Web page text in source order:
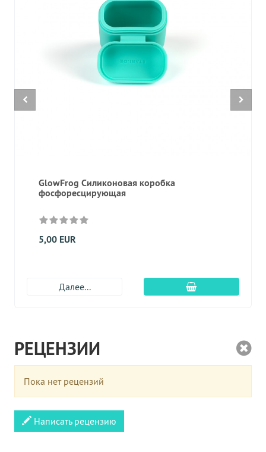
GlowFrog Силиконовая коробка
фосфоресцирующая
5,00 EUR
Далее... Добавить в
РЕЦЕНЗИИ
Пока нет рецензий
Написать рецензию